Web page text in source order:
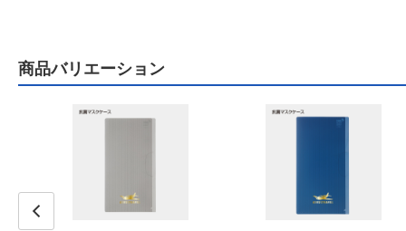
商品バリエーション